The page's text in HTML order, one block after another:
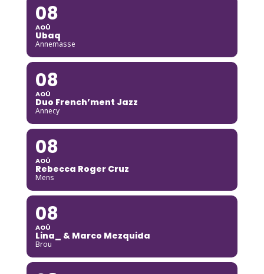
08
AOÛ
Ubaq
Annemasse
08
AOÛ
Duo French’ment Jazz
Annecy
08
AOÛ
Rebecca Roger Cruz
Mens
08
AOÛ
Lina_ & Marco Mezquida
Brou